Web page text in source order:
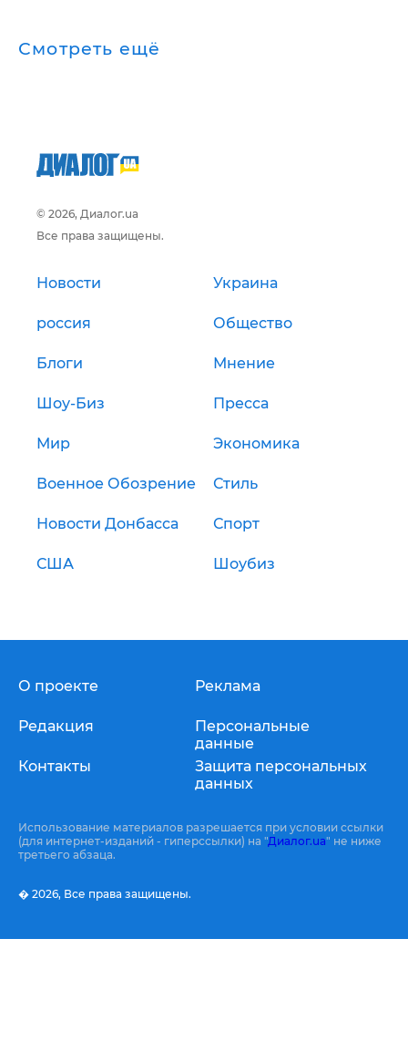
Смотреть ещё
© 2026, Диалог.ua
Все права защищены.
Новости Украина
россия Общество
Блоги Мнение
Шоу-Биз Пресса
Мир Экономика
Военное Обозрение Стиль
Новости Донбасса Спорт
США Шоубиз
О проекте
Редакция
Контакты
Реклама
Персональные
данные
Защита персональных
данных
Использование материалов разрешается при условии ссылки
(для интернет-изданий - гиперссылки) на "Диалог.ua" не ниже
третьего абзаца.
� 2026, Все права защищены.